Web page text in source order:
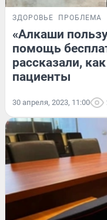
ЗДОРОВЬЕ ПРОБЛЕМА
«Алкаши
помощь
рассказали,
пациенты
30 апреля, 2023, 11:00